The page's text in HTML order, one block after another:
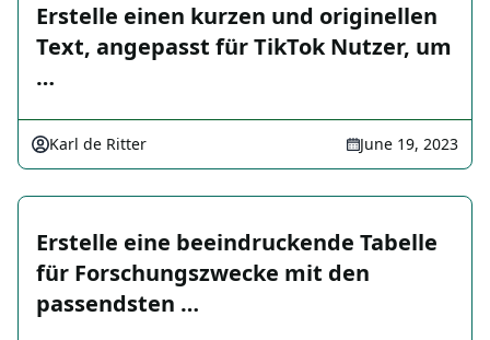
Erstelle einen kurzen und originellen
Text, angepasst für TikTok Nutzer, um
…
Karl de Ritter June 19, 2023
Erstelle eine beeindruckende Tabelle
für Forschungszwecke mit den
passendsten …